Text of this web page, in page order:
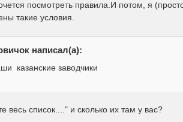
посмотреть правила.И потом, я
такие условия.
написал(а):
казанские заводчики
весь список...." и сколько их там у вас?